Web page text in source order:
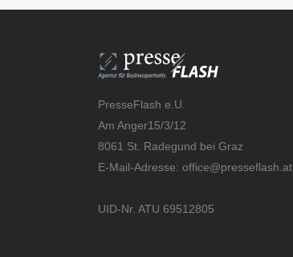
PresseFlash e.U.
Am Anger15/3/12
8061 St. Radegund bei Graz
E-Mail-Adresse: office@presseflash.at
UID-Nr. ATU 69512805